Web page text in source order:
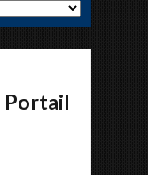
Portail